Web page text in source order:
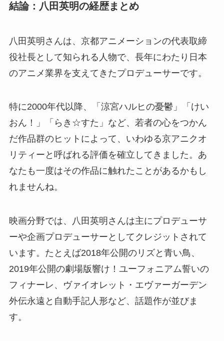
結論：八田英明の経歴まとめ
八田英明さんは、京都アニメーションの代表取締
役社長として知られる人物で、長年にわたり日本
のアニメ業界を支えてきたプロデューサーです。
特に2000年代以降、「涼宮ハルヒの憂鬱」「けい
おん！」「らき☆すた」など、若者の心をつかん
だ作品群のヒットによって、いわゆる京アニクオ
リティーと呼ばれる評価を確立してきました。あ
なたも一度はその作品に触れたことがあるかもし
れませんね。
映画分野では、八田英明さんは主にプロデューサ
ーや企画プロデューサーとしてクレジットされて
います。たとえば2018年公開のリズと青い鳥、
2019年公開の劇場版響け！ユーフォニアム誓いの
フィナーレ、ヴァイオレット・エヴァーガーデン
外伝永遠と自動手記人形など、話題作が並びま
す。